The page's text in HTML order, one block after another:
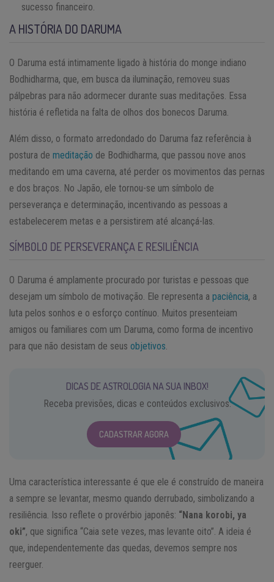
sucesso financeiro.
A HISTÓRIA DO DARUMA
O Daruma está intimamente ligado à história do monge indiano
Bodhidharma, que, em busca da iluminação, removeu suas
pálpebras para não adormecer durante suas meditações. Essa
história é refletida na falta de olhos dos bonecos Daruma.
Além disso, o formato arredondado do Daruma faz referência à
postura de meditação de Bodhidharma, que passou nove anos
meditando em uma caverna, até perder os movimentos das pernas
e dos braços. No Japão, ele tornou-se um símbolo de
perseverança e determinação, incentivando as pessoas a
estabelecerem metas e a persistirem até alcançá-las.
SÍMBOLO DE PERSEVERANÇA E RESILIÊNCIA
O Daruma é amplamente procurado por turistas e pessoas que
desejam um símbolo de motivação. Ele representa a paciência, a
luta pelos sonhos e o esforço contínuo. Muitos presenteiam
amigos ou familiares com um Daruma, como forma de incentivo
para que não desistam de seus objetivos
DICAS DE ASTROLOGIA NA SUA INBOX!
Receba previsões, dicas e conteúdos exclusivos.
CADASTRAR AGORA
Uma característica interessante é que ele é construído de maneira
a sempre se levantar, mesmo quando derrubado, simbolizando a
resiliência. Isso reflete o provérbio japonês: “Nana korobi, ya
oki”, que significa “Caia sete vezes, mas levante oito”. A ideia é
que, independentemente das quedas, devemos sempre nos
reerguer.